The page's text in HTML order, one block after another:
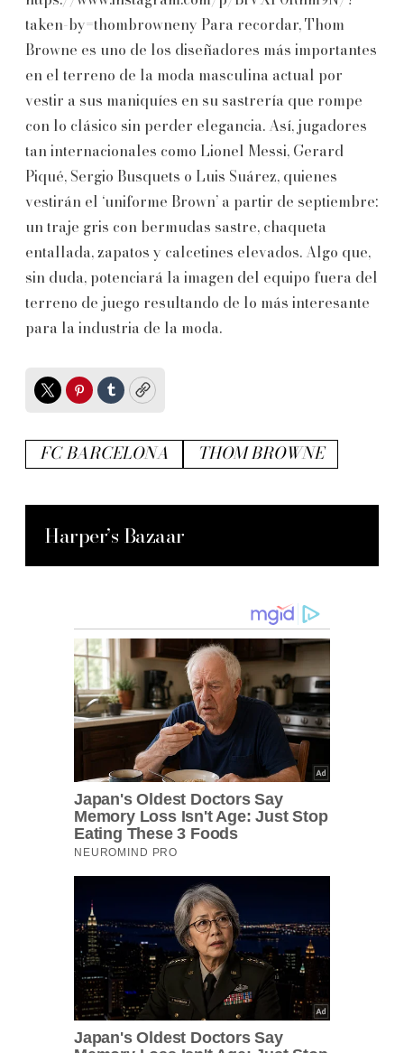
taken-by=thombrowneny Para recordar, Thom
Browne es uno de los diseñadores más importantes
en el terreno de la moda masculina actual por
vestir a sus maniquíes en su sastrería que rompe
con lo clásico sin perder elegancia. Así, jugadores
tan internacionales como Lionel Messi, Gerard
Piqué, Sergio Busquets o Luis Suárez, quienes
vestirán el ‘uniforme Brown’ a partir de septiembre:
un traje gris con bermudas sastre, chaqueta
entallada, zapatos y calcetines elevados. Algo que,
sin duda, potenciará la imagen del equipo fuera del
terreno de juego resultando de lo más interesante
para la industria de la moda.
TwitterPinterest
TumblrCopy
FC BARCELONA THOM BROWNE
Harper’s Bazaar